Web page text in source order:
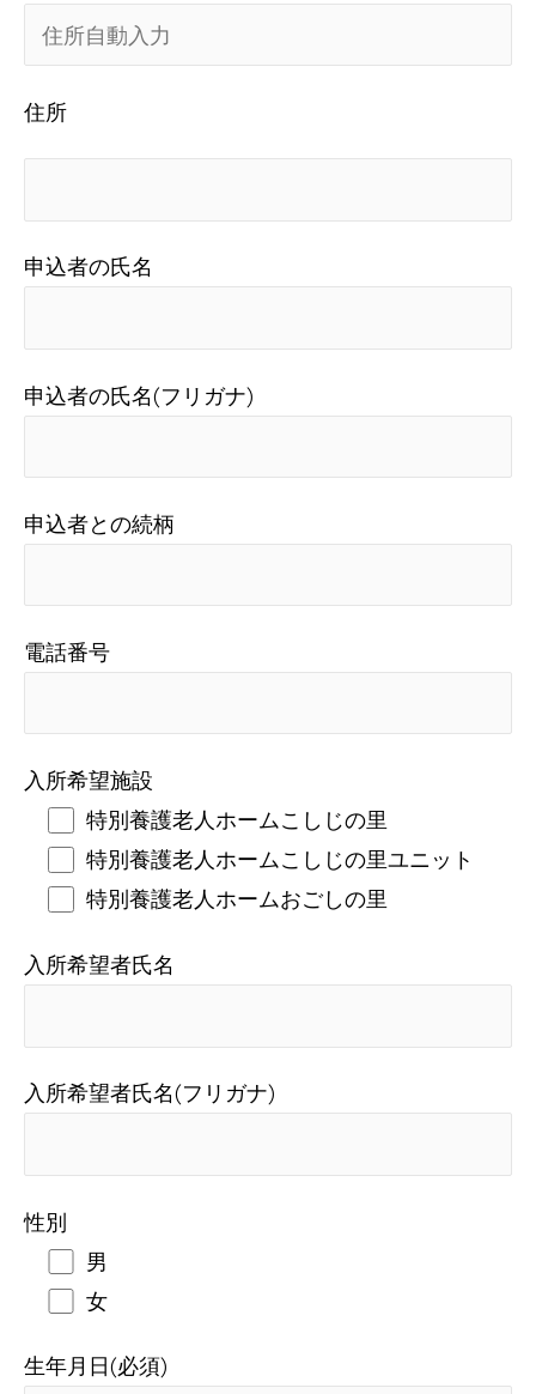
住所
申込者の氏名
申込者の氏名(フリガナ)
申込者との続柄
電話番号
入所希望施設
特別養護老人ホームこしじの里
特別養護老人ホームこしじの里ユニット
特別養護老人ホームおごしの里
入所希望者氏名
入所希望者氏名(フリガナ)
性別
男
女
生年月日(必須)